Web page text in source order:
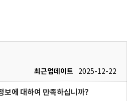
최근업데이트
2025-12-22
보에 대하여 만족하십니까?